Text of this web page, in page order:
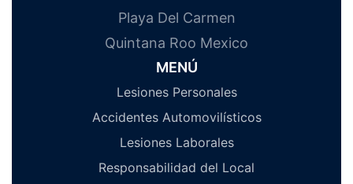
Playa Del Carmen
Quintana Roo Mexico
MENÚ
Lesiones Personales
Accidentes Automovilísticos
Lesiones Laborales
Responsabilidad del Local